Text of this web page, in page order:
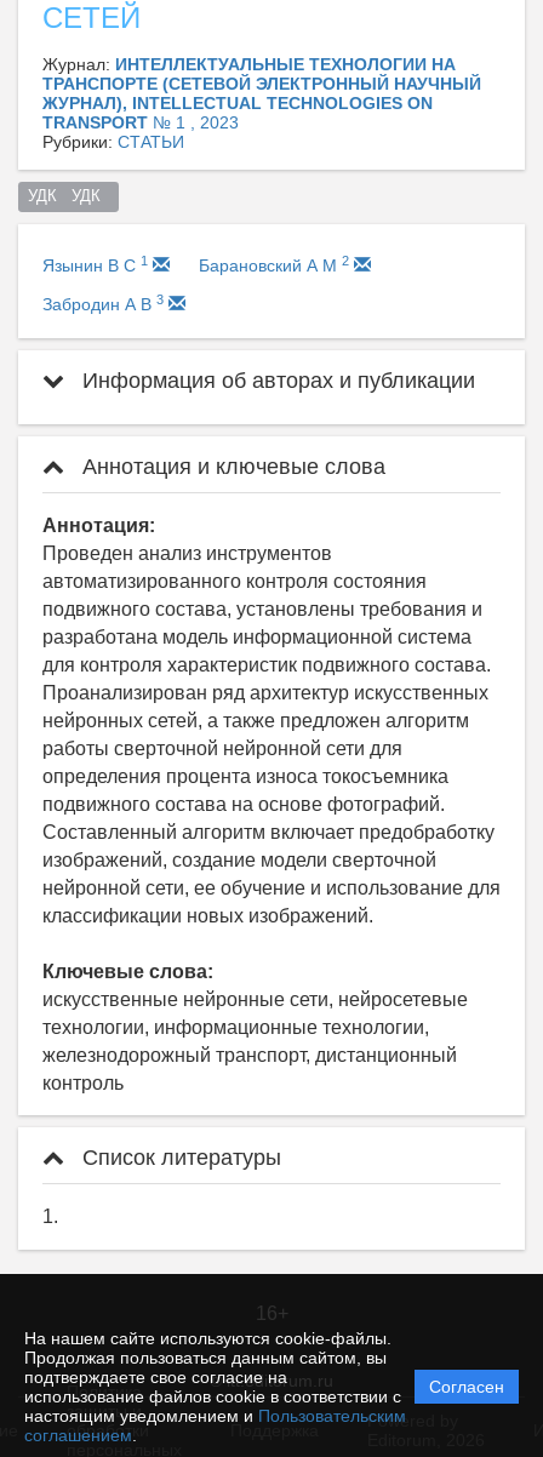
На нашем сайте используются cookie-файлы.
Продолжая пользоваться данным сайтом, вы
подтверждаете свое согласие на
использование файлов cookie в соответствии с
настоящим уведомлением и Пользовательским
соглашением
Согласен
СЕТЕЙ
Журнал: ИНТЕЛЛЕКТУАЛЬНЫЕ ТЕХНОЛОГИИ НА
ТРАНСПОРТЕ (СЕТЕВОЙ ЭЛЕКТРОННЫЙ НАУЧНЫЙ
ЖУРНАЛ), INTELLECTUAL TECHNOLOGIES ON
TRANSPORT № 1 , 2023
Рубрики: СТАТЬИ
УДК   УДК
Язынин В С 1 Барановский А М 2
Забродин А В 3
Информация об авторах и публикации
Аннотация и ключевые слова
Аннотация:
Проведен анализ инструментов
автоматизированного контроля состояния
подвижного состава, установлены требования и
разработана модель информационной система
для контроля характеристик подвижного состава.
Проанализирован ряд архитектур искусственных
нейронных сетей, а также предложен алгоритм
работы сверточной нейронной сети для
определения процента износа токосъемника
подвижного состава на основе фотографий.
Составленный алгоритм включает предобработку
изображений, создание модели сверточной
нейронной сети, ее обучение и использование для
классификации новых изображений.
Ключевые слова:
искусственные нейронные сети, нейро­сетевые
технологии, информационные технологии,
железнодорожный транспорт, дистанционный
контроль
Список литературы
1.
16+
© itt.editorum.ru
Политика
защиты и
обработки
Powered by